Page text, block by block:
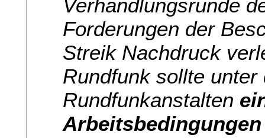
Verhandlungsrunde
Forderungen der
Streik Nachdruck
Rundfunk sollte
Rundfunkanstalten